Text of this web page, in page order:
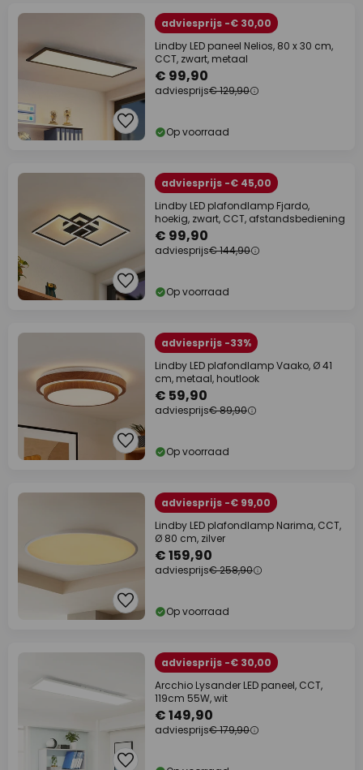
adviesprijs -€ 30,00
Lindby LED paneel Nelios, 80 x 30 cm,
CCT, zwart, metaal
€ 99,90
adviesprijs€ 129,90
Op voorraad
adviesprijs -€ 45,00
Lindby LED plafondlamp Fjardo,
hoekig, zwart, CCT, afstandsbediening
€ 99,90
adviesprijs€ 144,90
Op voorraad
adviesprijs -33%
Lindby LED plafondlamp Vaako, Ø 41
cm, metaal, houtlook
€ 59,90
adviesprijs€ 89,90
Op voorraad
adviesprijs -€ 99,00
Lindby LED plafondlamp Narima, CCT,
Ø 80 cm, zilver
€ 159,90
adviesprijs€ 258,90
Op voorraad
adviesprijs -€ 30,00
Arcchio Lysander LED paneel, CCT,
119cm 55W, wit
€ 149,90
adviesprijs€ 179,90